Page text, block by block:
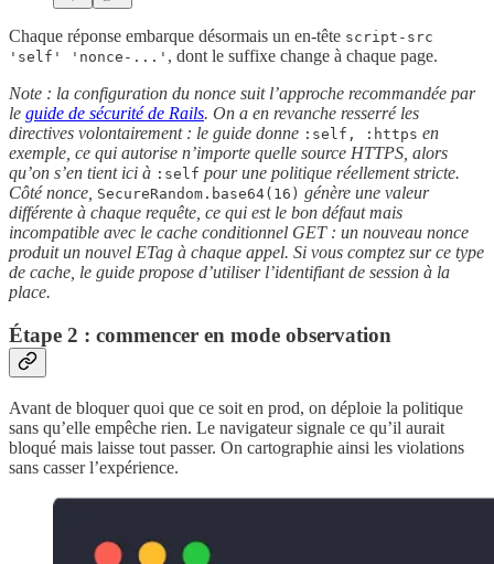
Chaque réponse embarque désormais un en-tête script-src
'self' 'nonce-...' , dont le suffixe change à chaque page.
Note : la configuration du nonce suit l’approche recommandée par
le guide de sécurité de Rails. On a en revanche resserré les
directives volontairement : le guide donne :self, :https en
exemple, ce qui autorise n’importe quelle source HTTPS, alors
qu’on s’en tient ici à :self pour une politique réellement stricte.
Côté nonce, SecureRandom.base64(16) génère une valeur
différente à chaque requête, ce qui est le bon défaut mais
incompatible avec le cache conditionnel GET : un nouveau nonce
produit un nouvel ETag à chaque appel. Si vous comptez sur ce type
de cache, le guide propose d’utiliser l’identifiant de session à la
place.
Étape 2 : commencer en mode observation
Avant de bloquer quoi que ce soit en prod, on déploie la politique
sans qu’elle empêche rien. Le navigateur signale ce qu’il aurait
bloqué mais laisse tout passer. On cartographie ainsi les violations
sans casser l’expérience.